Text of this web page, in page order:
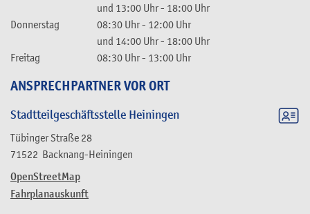
und 13:00 Uhr- 18:00 Uhr
Donnerstag
08:30 Uhr- 12:00 Uhr
und 14:00 Uhr- 18:00 Uhr
Freitag
08:30 Uhr- 13:00 Uhr
ANSPRECHPARTNER VOR ORT
Stadtteilgeschäftsstelle Heiningen
Tübinger Straße 28
71522 Backnang-Heiningen
OpenStreetMap
Fahrplanauskunft